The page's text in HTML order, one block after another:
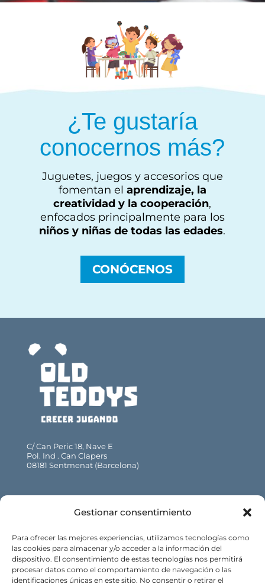
Gestionar consentimiento
Para ofrecer las mejores experiencias, utilizamos tecnologías como
las cookies para almacenar y/o acceder a la información del
dispositivo. El consentimiento de estas tecnologías nos permitirá
procesar datos como el comportamiento de navegación o las
identificaciones únicas en este sitio. No consentir o retirar el
¿Te gustaría
conocernos más?
Juguetes, juegos y accesorios que
fomentan el aprendizaje, la
creatividad y la cooperación,
enfocados principalmente para los
niños y niñas de todas las edades.
CONÓCENOS
C/ Can Peric 18, Nave E
Pol. Ind . Can Clapers
08181 Sentmenat (Barcelona)
info@oldteddys.com
Web: